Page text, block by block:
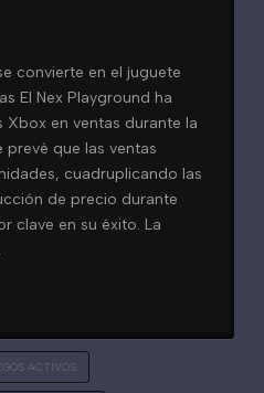
convierte en el juguete
El Nex Playground ha
Xbox en ventas durante la
prevé que las ventas
cuadruplicando las
de precio durante
clave en su éxito. La
ACTIVOS